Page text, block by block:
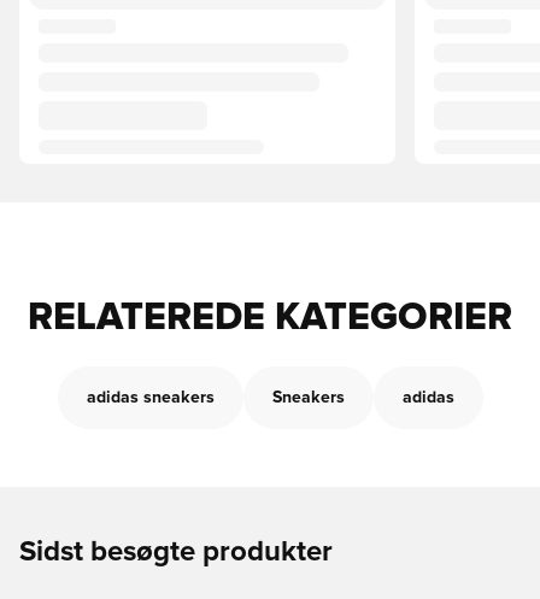
RELATEREDE KATEGORIER
adidas sneakers Sneakers adidas
Sidst besøgte produkter